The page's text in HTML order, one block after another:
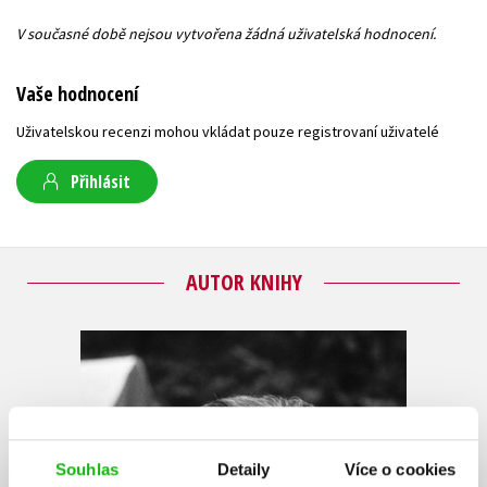
Souhlas Detaily Více o cookies
V současné době nejsou vytvořena žádná uživatelská hodnocení.
Vaše hodnocení
Uživatelskou recenzi mohou vkládat pouze registrovaní uživatelé
Přihlásit
AUTOR KNIHY